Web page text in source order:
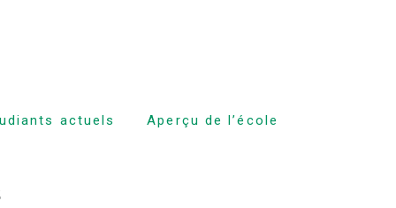
actuels Aperçu de l’école